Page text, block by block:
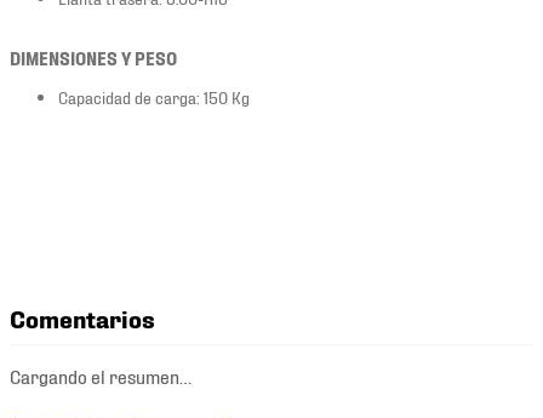
DIMENSIONES Y PESO
Capacidad de carga: 150 Kg
Comentarios
Cargando el resumen…